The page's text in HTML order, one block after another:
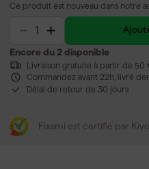
Ce produit est nouveau dans notre
Encore du 2 disponible
Livraison gratuite à partir de 50
Commandez avant 22h, livré
Délai de retour de 30 jours
Fixami est certifié par